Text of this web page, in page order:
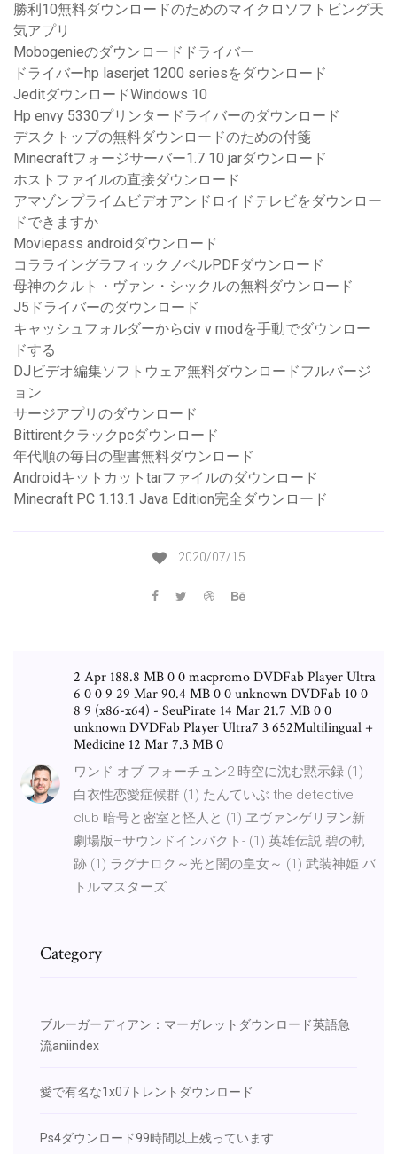
勝利10無料ダウンロードのためのマイクロソフトビング天
気アプリ
Mobogenieのダウンロードドライバー
ドライバーhp laserjet 1200 seriesをダウンロード
JeditダウンロードWindows 10
Hp envy 5330プリンタードライバーのダウンロード
デスクトップの無料ダウンロードのための付箋
Minecraftフォージサーバー1.7 10 jarダウンロード
ホストファイルの直接ダウンロード
アマゾンプライムビデオアンドロイドテレビをダウンロー
ドできますか
Moviepass androidダウンロード
コラライングラフィックノベルPDFダウンロード
母神のクルト・ヴァン・シックルの無料ダウンロード
J5ドライバーのダウンロード
キャッシュフォルダーからciv v modを手動でダウンロー
ドする
DJビデオ編集ソフトウェア無料ダウンロードフルバージ
ョン
サージアプリのダウンロード
Bittirentクラックpcダウンロード
年代順の毎日の聖書無料ダウンロード
Androidキットカットtarファイルのダウンロード
Minecraft PC 1.13.1 Java Edition完全ダウンロード
2020/07/15
2 Apr 188.8 MB 0 0 macpromo DVDFab Player Ultra
6 0 0 9 29 Mar 90.4 MB 0 0 unknown DVDFab 10 0
8 9 (x86-x64) - SeuPirate 14 Mar 21.7 MB 0 0
unknown DVDFab Player Ultra7 3 652Multilingual +
Medicine 12 Mar 7.3 MB 0
ワンド オブ フォーチュン2 時空に沈む黙示録 (1)
白衣性恋愛症候群 (1) たんていぶ the detective
club 暗号と密室と怪人と (1) ヱヴァンゲリヲン新
劇場版–サウンドインパクト- (1) 英雄伝説 碧の軌
跡 (1) ラグナロク～光と闇の皇女～ (1) 武装神姫 バ
トルマスターズ
Category
ブルーガーディアン：マーガレットダウンロード英語急
流aniindex
愛で有名な1x07トレントダウンロード
Ps4ダウンロード99時間以上残っています